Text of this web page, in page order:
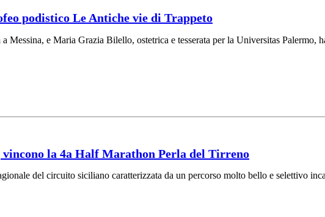
podistico Le Antiche vie di Trappeto
Messina, e Maria Grazia Bilello, ostetrica e tesserata per la Universitas
la 4a Half Marathon Perla del Tirreno
del circuito siciliano caratterizzata da un percorso molto bello e selettivo